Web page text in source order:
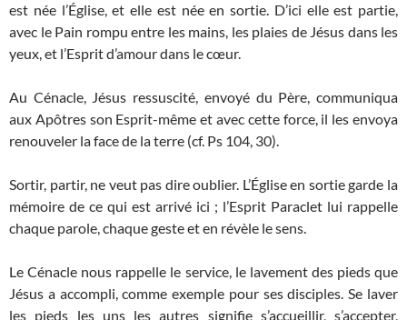
est née l’Église, et elle est née en sortie. D’ici elle est partie,
avec le Pain rompu entre les mains, les plaies de Jésus dans les
yeux, et l’Esprit d’amour dans le cœur.
Au Cénacle, Jésus ressuscité, envoyé du Père, communiqua
aux Apôtres son Esprit-même et avec cette force, il les envoya
renouveler la face de la terre (cf. Ps 104, 30).
Sortir, partir, ne veut pas dire oublier. L’Église en sortie garde la
mémoire de ce qui est arrivé ici ; l’Esprit Paraclet lui rappelle
chaque parole, chaque geste et en révèle le sens.
Le Cénacle nous rappelle le service, le lavement des pieds que
Jésus a accompli, comme exemple pour ses disciples. Se laver
les pieds les uns les autres signifie s’accueillir, s’accepter,